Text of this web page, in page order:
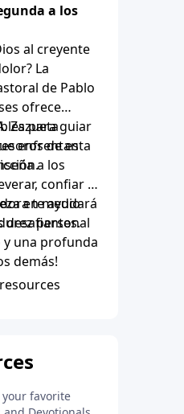
a los
al creyente
La
de Pablo
ofrece
para guiar
enfrentan
Zazueta
de esta
a los
confiar y
en medio
desafiantes.
te ayudará
personal
una profunda
demás!